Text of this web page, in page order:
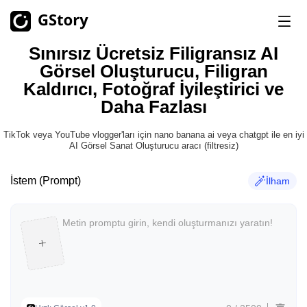
YZ Üretimi
Sınırsız
AI Görüntüsünden Videoya Sınırsız
Video Çevirmeni
YZ Klip Oluşturucu
Sınırsız Ücretsiz Filigransız AI
Görsel Oluşturucu, Filigran
Kaldırıcı, Fotoğraf İyileştirici ve
Daha Fazlası
TikTok veya YouTube vlogger'ları için nano banana ai veya chatgpt ile en iyi
AI Görsel Sanat Oluşturucu aracı (filtresiz)
İstem (Prompt) İlham